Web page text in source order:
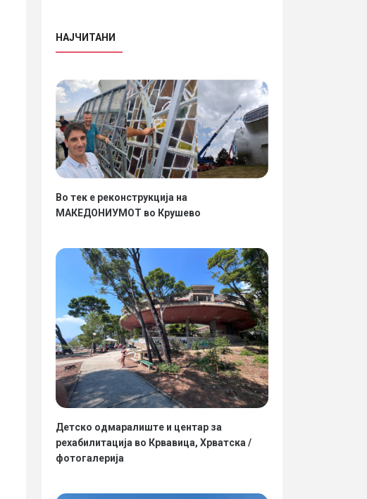
НАЈЧИТАНИ
Во тек е реконструкција на
МАКЕДОНИУМОТ во Крушево
Детско одмаралиште и центар за
рехабилитација во Крвавица, Хрватска /
фотогалерија